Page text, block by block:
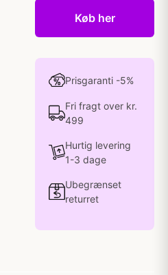
Køb her
Prisgaranti -5%
Fri fragt over kr.
499
Hurtig levering
1-3 dage
Ubegrænset
returret